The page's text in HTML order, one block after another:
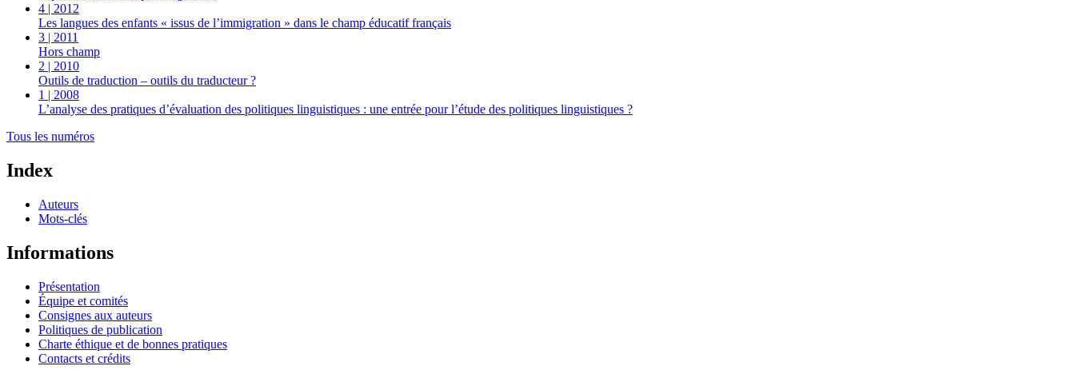
4 | 2012
Les langues des enfants « issus de l’immigration » dans le champ éducatif français
3 | 2011
Hors champ
2 | 2010
Outils de traduction – outils du traducteur ?
1 | 2008
L’analyse des pratiques d’évaluation des politiques linguistiques : une entrée pour l’étude des politiques linguistiques ?
Tous les numéros
Index
Auteurs
Mots-clés
Informations
Présentation
Équipe et comités
Consignes aux auteurs
Politiques de publication
Charte éthique et de bonnes pratiques
Contacts et crédits